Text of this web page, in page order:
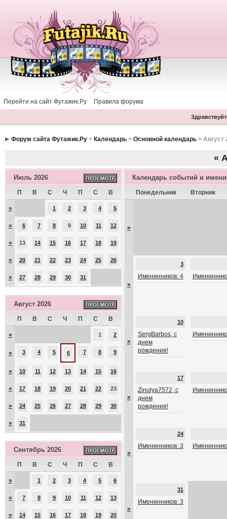
Перейти на сайт Футажик.Ру Правила форума
Форум сайта Футажик.Ру> Календарь> Основной календарь> Август
«
Июль 2026
П В С Ч П С В
» 1 2 3 4 5
» 6 7 8 9 10 11 12
» 13 14 15 16 17 18 19
» 20 21 22 23 24 25 26
» 27 28 29 30 31
Август 2026
П В С Ч П С В
» 1 2
» 3 4 5 6 7 8 9
» 10 11 12 13 14 15 16
» 17 18 19 20 21 22 23
» 24 25 26 27 28 29 30
» 31
Сентябрь 2026
П В С Ч П С В
» 1 2 3 4 5 6
» 7 8 9 10 11 12 13
» 14 15 16 17 18 19 20
Календарь событий и
Понедельник Вторник
»
»
3
Именинников: 4
»
10
SergBarbos, с
днем
рождения!
»
17
Zinulya7572, с
днем
рождения!
»
24
Именинников: 3
»
31
Именинников: 3